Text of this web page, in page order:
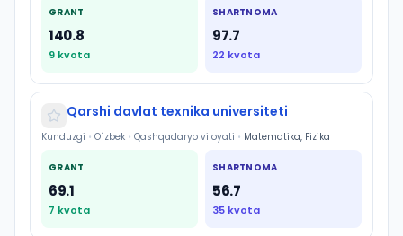
GRANT
140.8
9 kvota
SHARTNOMA
97.7
22 kvota
Qarshi davlat texnika universiteti
Kunduzgi • O`zbek • Qashqadaryo viloyati • Matematika, Fizika
GRANT
69.1
7 kvota
SHARTNOMA
56.7
35 kvota